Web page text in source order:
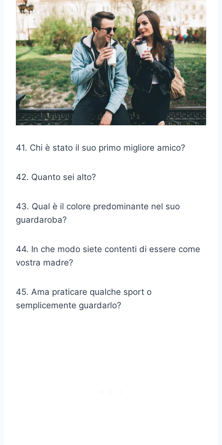
41. Chi è stato il suo primo migliore amico?
42. Quanto sei alto?
43. Qual è il colore predominante nel suo
guardaroba?
44. In che modo siete contenti di essere come
vostra madre?
45. Ama praticare qualche sport o
semplicemente guardarlo?